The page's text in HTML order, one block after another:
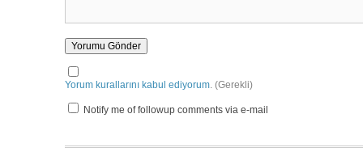
Yorum kurallarını kabul ediyorum. (Gerekli)
Notify me of followup comments via e-mail